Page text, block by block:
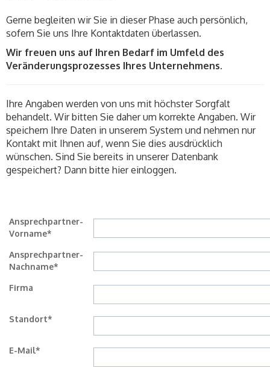
Gerne begleiten wir Sie in dieser Phase auch persönlich,
sofern Sie uns Ihre Kontaktdaten überlassen.
Wir freuen uns auf Ihren Bedarf im Umfeld des
Veränderungsprozesses Ihres Unternehmens.
Ihre Angaben werden von uns mit höchster Sorgfalt
behandelt. Wir bitten Sie daher um korrekte Angaben. Wir
speichern Ihre Daten in unserem System und nehmen nur
Kontakt mit Ihnen auf, wenn Sie dies ausdrücklich
wünschen. Sind Sie bereits in unserer Datenbank
gespeichert? Dann bitte hier einloggen.
Ansprechpartner-
Vorname*
Ansprechpartner-
Nachname*
Firma
Standort*
E-Mail*